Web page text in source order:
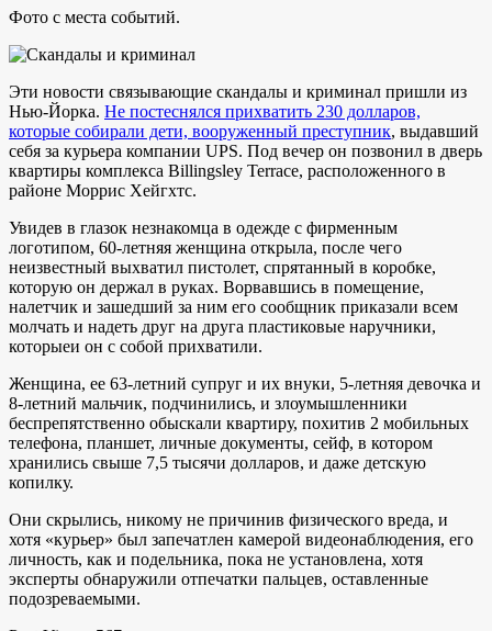
Фото с места событий.
Эти новости связывающие скандалы и криминал пришли из
Нью-Йорка. Не постеснялся прихватить 230 долларов,
которые собирали дети, вооруженный преступник, выдавший
себя за курьера компании UPS. Под вечер он позвонил в дверь
квартиры комплекса Billingsley Terrace, расположенного в
районе Моррис Хейгхтс.
Увидев в глазок незнакомца в одежде с фирменным
логотипом, 60-летняя женщина открыла, после чего
неизвестный выхватил пистолет, спрятанный в коробке,
которую он держал в руках. Ворвавшись в помещение,
налетчик и зашедший за ним его сообщник приказали всем
молчать и надеть друг на друга пластиковые наручники,
которыеи он с собой прихватили.
Женщина, ее 63-летний супруг и их внуки, 5-летняя девочка и
8-летний мальчик, подчинились, и злоумышленники
беспрепятственно обыскали квартиру, похитив 2 мобильных
телефона, планшет, личные документы, сейф, в котором
хранились свыше 7,5 тысячи долларов, и даже детскую
копилку.
Они скрылись, никому не причинив физического вреда, и
хотя «курьер» был запечатлен камерой видеонаблюдения, его
личность, как и подельника, пока не установлена, хотя
эксперты обнаружили отпечатки пальцев, оставленные
подозреваемыми.